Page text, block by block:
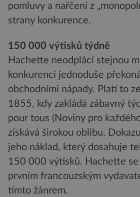
pomluvy a nařčení z
strany konkurence.
150 000 výtisků týdně
Hachette neodplácí stejnou
konkurenci jednoduše
obchodními nápady. Platí to
1855, kdy zakládá zábavný
pour tous (Noviny pro
získává širokou oblibu.
jeho náklad, který dosahuje
150 000 výtisků. Hachette se
prvním francouzským
tímto žánrem.